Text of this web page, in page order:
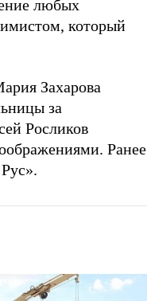
любых
который
Захарова
за
Росликов
Ранее